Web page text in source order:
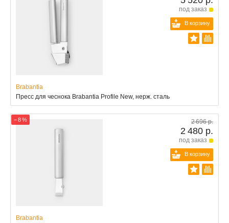
под заказ
В корзину
Brabantia
Пресс для чеснока Brabantia Profile New, нерж. сталь
− 8 % 2 696 р.
2 480 р.
под заказ
В корзину
Brabantia